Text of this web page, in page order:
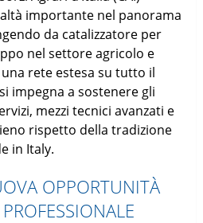
importante nel panorama
da catalizzatore per
nel settore agricolo e
rete estesa su tutto il
impegna a sostenere gli
mezzi tecnici avanzati e
rispetto della tradizione
in Italy.
OPPORTUNITÀ